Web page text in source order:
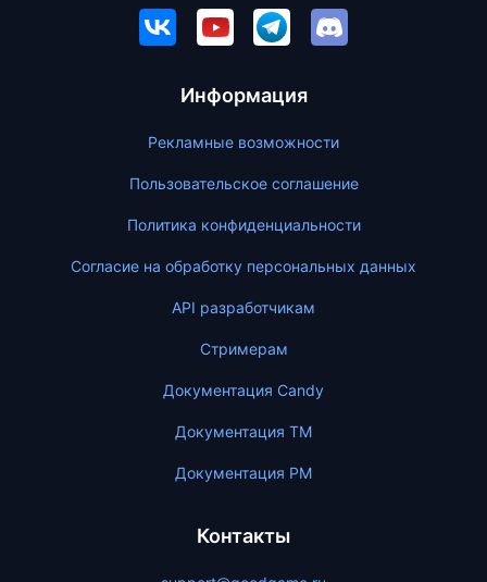
Информация
Рекламные возможности
Пользовательское соглашение
Политика конфиденциальности
Согласие на обработку персональных данных
API разработчикам
Стримерам
Документация Candy
Документация ТМ
Документация PM
Контакты